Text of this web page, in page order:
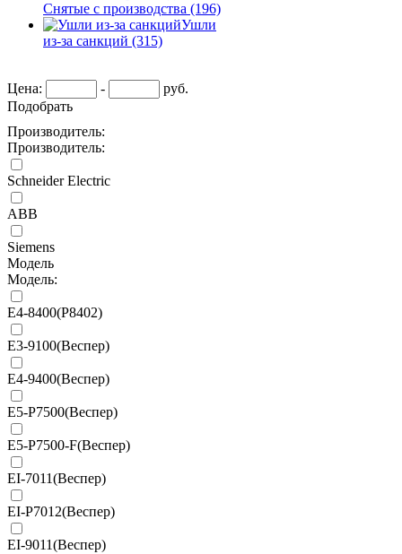
Снятые с производства (196)
Ушли
из-за санкций (315)
Цена: -
руб.
Подобрать
Производитель:
Производитель:
Schneider Electric
ABB
Siemens
Модель
Модель:
E4-8400(P8402)
E3-9100(Веспер)
E4-9400(Веспер)
E5-Р7500(Веспер)
E5-Р7500-F(Веспер)
EI-7011(Веспер)
EI-P7012(Веспер)
EI-9011(Веспер)